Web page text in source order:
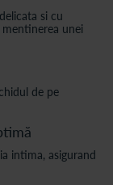
si cu
unei
de pe
intima, asigurand